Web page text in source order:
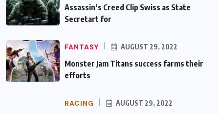
Assassin’s Creed Clip Swiss as State
Secretart for
FANTASY AUGUST 29, 2022
Monster Jam Titans success farms their
efforts
RACING AUGUST 29, 2022